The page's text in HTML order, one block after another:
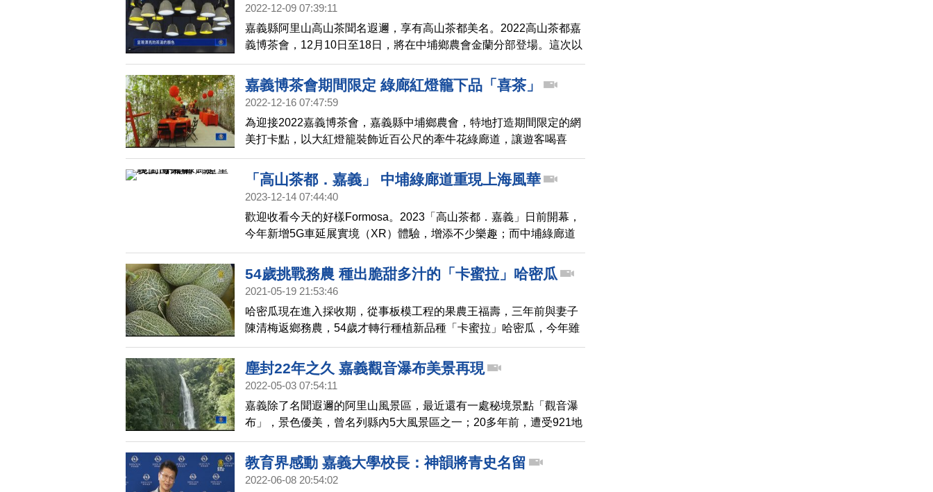
2022-12-09 07:39:11
嘉義縣阿里山高山茶聞名遐邇，享有高山茶都美名。2022高山茶都嘉
義博茶會，12月10日至18日，將在中埔鄉農會金蘭分部登場。這次以
「茶時尚」為主題，將帶給民眾全新的茶文化時尚美學和多重體驗。
嘉義博茶會期間限定 綠廊紅燈籠下品「喜茶」
2022-12-16 07:47:59
為迎接2022嘉義博茶會，嘉義縣中埔鄉農會，特地打造期間限定的網
美打卡點，以大紅燈籠裝飾近百公尺的牽牛花綠廊道，讓遊客喝喜
茶、吃喜餅，沾沾喜氣驅散疫情的陰霾。
「高山茶都．嘉義」 中埔綠廊道重現上海風華
2023-12-14 07:44:40
歡迎收看今天的好樣Formosa。2023「高山茶都．嘉義」日前開幕，
今年新增5G車延展實境（XR）體驗，增添不少樂趣；而中埔綠廊道
則以大劇院、復古上海風為主軸，帶領遊客重返大上海百樂門的繁華
風情。
54歲挑戰務農 種出脆甜多汁的「卡蜜拉」哈密瓜
2021-05-19 21:53:46
哈密瓜現在進入採收期，從事板模工程的果農王福壽，三年前與妻子
陳清梅返鄉務農，54歲才轉行種植新品種「卡蜜拉」哈密瓜，今年雖
然遇到乾旱缺水，但產量仍可達8成。透過鏡頭一起去看看。
塵封22年之久 嘉義觀音瀑布美景再現
2022-05-03 07:54:11
嘉義除了名聞遐邇的阿里山風景區，最近還有一處秘境景點「觀音瀑
布」，景色優美，曾名列縣內5大風景區之一；20多年前，遭受921地
震和莫拉克風災肆虐。經嘉義縣政府及阿管處等單位爭取經費修繕
後，睽違22年，終於再現風華！
教育界感動 嘉義大學校長：神韻將青史名留
2022-06-08 20:54:02